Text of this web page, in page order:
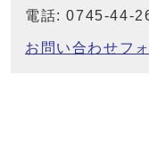
電話: 0745-44-
お問い合わせフ